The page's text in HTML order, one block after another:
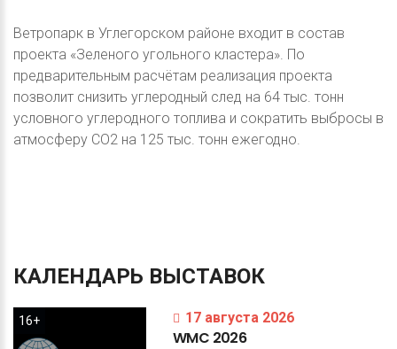
Ветропарк в Углегорском районе входит в состав
проекта «Зеленого угольного кластера». По
предварительным расчётам реализация проекта
позволит снизить углеродный след на 64 тыс. тонн
условного углеродного топлива и сократить выбросы в
атмосферу CO2 на 125 тыс. тонн ежегодно.
КАЛЕНДАРЬ ВЫСТАВОК
16+ 17 августа 2026
WMC 2026